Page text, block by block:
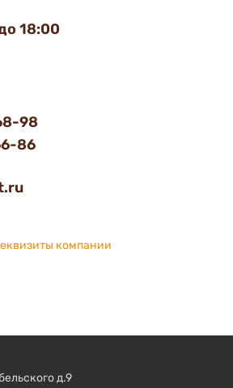
18:00
98
86
компании
д.9